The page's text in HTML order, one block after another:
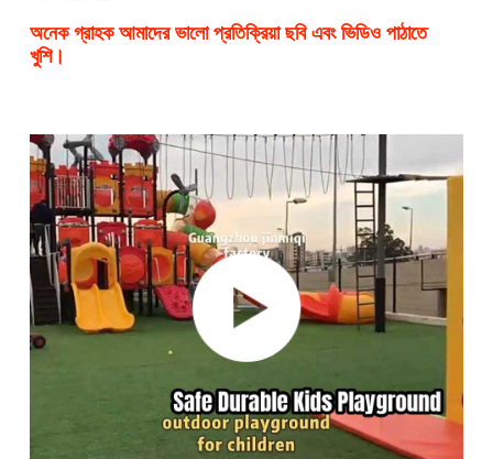
অনেক গ্রাহক আমাদের ভালো প্রতিক্রিয়া ছবি এবং ভিডিও পাঠাতে
খুশি।